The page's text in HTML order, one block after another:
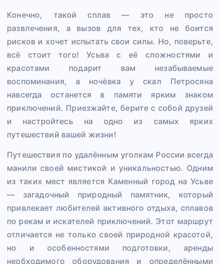
Конечно, такой сплав — это не просто
развлечения, а вызов для тех, кто не боится
рисков и хочет испытать свои силы. Но, поверьте,
всё стоит того! Усьва с её сложностями и
красотами подарит вам незабываемые
воспоминания, а ночёвка у скал Петросяна
навсегда останется в памяти ярким знаком
приключений. Приезжайте, берите с собой друзей
и настройтесь на одно из самых ярких
путешествий вашей жизни!
Путешествия по удалённым уголкам России всегда
манили своей мистикой и уникальностью. Одним
из таких мест является Каменный город на Усьве
— загадочный природный памятник, который
привлекает любителей активного отдыха, сплавов
по рекам и искателей приключений. Этот маршрут
отличается не только своей природной красотой,
но и особенностями подготовки, аренды
необходимого оборудования и определёнными